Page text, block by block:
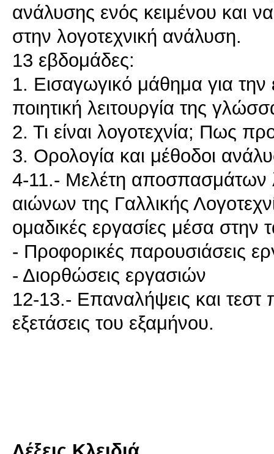
ανάλυσης ενός κειμένου και
στην λογοτεχνική ανάλυση.
13 εβδομάδες:
1. Εισαγωγικό μάθημα για την
ποιητική λειτουργία της
2. Τι είναι λογοτεχνία; Πως
3. Ορολογία και μέθοδοι
4-11.- Μελέτη αποσπασμάτων
αιώνων της Γαλλικής
ομαδικές εργασίες μέσα στην
- Προφορικές παρουσιάσεις
- Διορθώσεις εργασιών
12-13.- Επαναλήψεις και τεστ
εξετάσεις του εξαμήνου.